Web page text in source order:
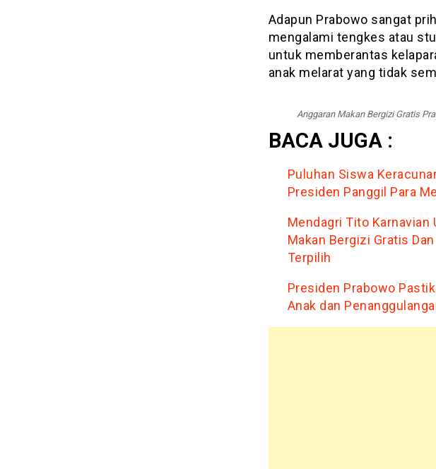
Adapun Prabowo sangat
mengalami tengkes atau
untuk memberantas
anak melarat yang tidak
Anggaran Makan Bergizi Gratis
BACA JUGA :
Puluhan Siswa
Presiden Panggil Para
Mendagri Tito Karnavian
Makan Bergizi Gratis
Terpilih
Presiden Prabowo
Anak dan